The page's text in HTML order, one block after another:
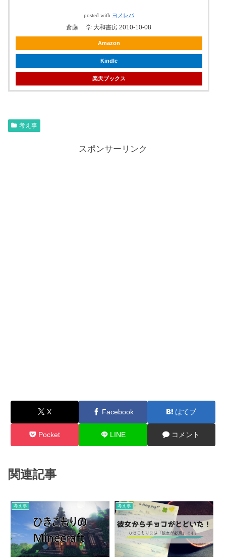
posted with ヨメレバ
斎藤 学 大和書房 2010-10-08
Amazon
Kindle
楽天ブックス
考え事
スポンサーリンク
X Facebook はてブ
Pocket LINE コメント
関連記事
考え事 考え事